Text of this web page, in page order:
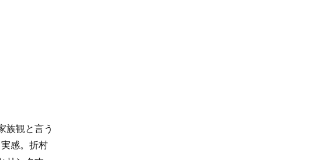
族観と言う
感。折村